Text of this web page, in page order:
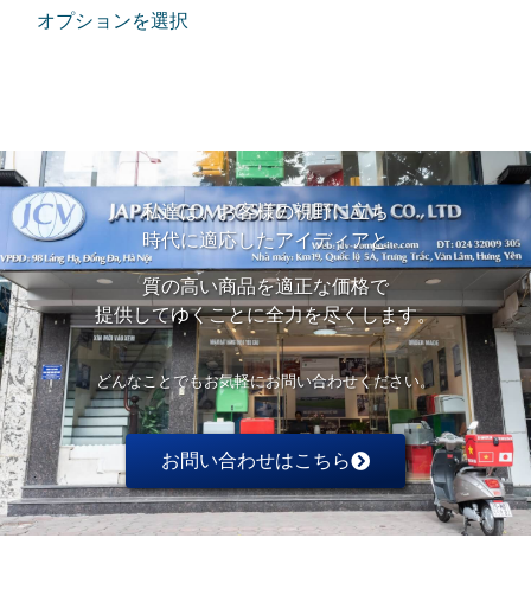
オプションを選択
私達は、お客様の視野に立ち
時代に適応したアイディアと
質の高い商品を適正な価格で
提供してゆくことに全力を尽くします。
どんなことでもお気軽にお問い合わせください。
お問い合わせはこちら